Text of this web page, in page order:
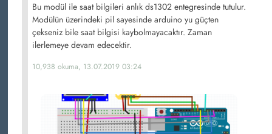
Bu modül ile saat bilgileri anlık ds1302 entegresinde tutulur.
Modülün üzerindeki pil sayesinde arduino yu güçten
çekseniz bile saat bilgisi kaybolmayacaktır. Zaman
ilerlemeye devam edecektir.
10,938 okuma, 13.07.2019 03:24